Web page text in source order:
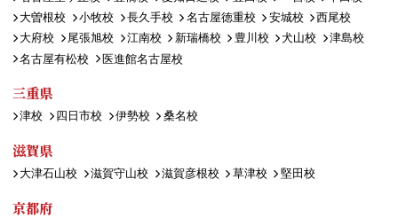
大曽根校
小牧校 長久手校 名古屋徳重校 安城校
西尾校
大府校
尾張旭校 江南校 新瑞橋校 豊川校 犬山校
津島校
名古屋有松校
医進館名古屋校
三重県
津校 四日市校 伊勢校 桑名校
滋賀県
大津石山校 滋賀守山校 滋賀彦根校 草津校 堅田校
京都府